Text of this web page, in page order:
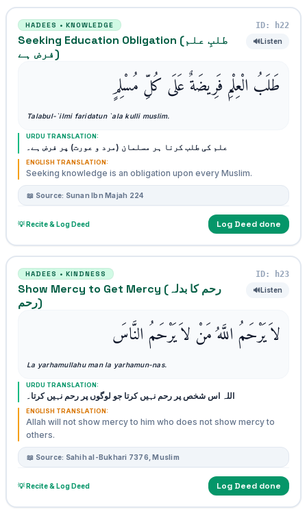
HADEES • KNOWLEDGE ID: h22
Seeking Education Obligation (طلبِ علم
فرض ہے)
🔊Listen
طَلَبُ الْعِلْمِ فَرِيضَةٌ عَلَى كُلِّ مُسْلِمٍ
Talabul-`ilmi faridatun `ala kulli muslim.
URDU TRANSLATION:
علم کی طلب کرنا ہر مسلمان (مرد و عورت) پر فرض ہے۔
ENGLISH TRANSLATION:
Seeking knowledge is an obligation upon every Muslim.
📖 Source: Sunan Ibn Majah 224
💡 Recite & Log Deed Log Deed done
HADEES • KINDNESS ID: h23
Show Mercy to Get Mercy (رحم کا بدلہ
رحم)
🔊Listen
لاَ يَرْحَمُ اللَّهُ مَنْ لاَ يَرْحَمُ النَّاسَ
La yarhamullahu man la yarhamun-nas.
URDU TRANSLATION:
اللہ اس شخص پر رحم نہیں کرتا جو لوگوں پر رحم نہیں کرتا۔
ENGLISH TRANSLATION:
Allah will not show mercy to him who does not show mercy to
others.
📖 Source: Sahih al-Bukhari 7376, Muslim
💡 Recite & Log Deed Log Deed done